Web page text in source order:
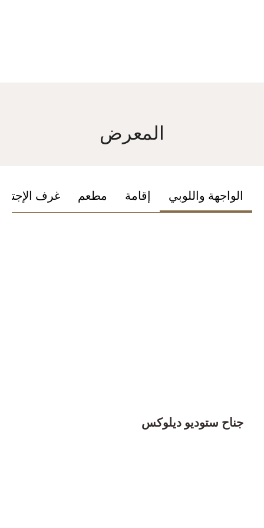
المعرض
الواجهة واللوبي إقامة مطعم غرف
جناح ستوديو ديلوكس